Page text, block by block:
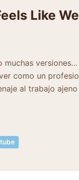
Like
muchas versiones…
como un
al trabajo